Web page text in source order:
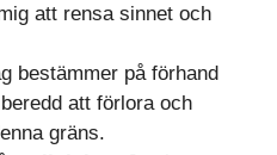
att rensa sinnet och
bestämmer på förhand
att förlora och
gräns.